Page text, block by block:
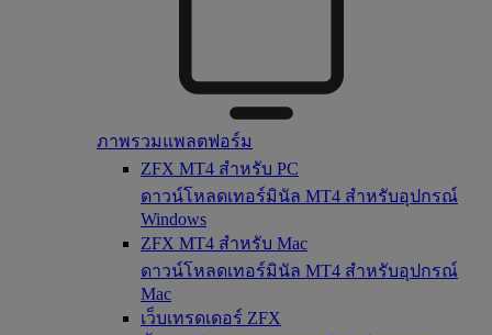
ภาพรวมแพลตฟอร์ม
ZFX MT4 สำหรับ PC
ดาวน์โหลดเทอร์มินัล MT4 สำหรับอุปกรณ์
Windows
ZFX MT4 สำหรับ Mac
ดาวน์โหลดเทอร์มินัล MT4 สำหรับอุปกรณ์
Mac
เว็บเทรดเดอร์ ZFX